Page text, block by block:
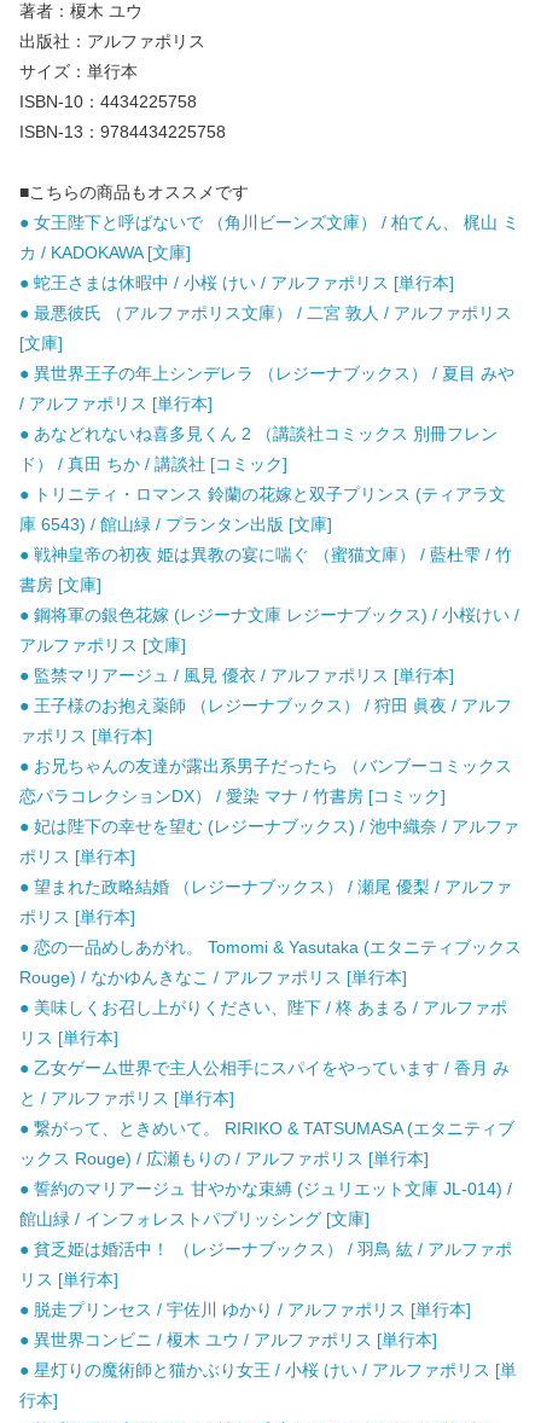
著者：榎木 ユウ
出版社：アルファポリス
サイズ：単行本
ISBN-10：4434225758
ISBN-13：9784434225758
■こちらの商品もオススメです
● 女王陛下と呼ばないで （角川ビーンズ文庫） / 柏てん、 梶山 ミ
カ / KADOKAWA [文庫]
● 蛇王さまは休暇中 / 小桜 けい / アルファポリス [単行本]
● 最悪彼氏 （アルファポリス文庫） / 二宮 敦人 / アルファポリス
[文庫]
● 異世界王子の年上シンデレラ （レジーナブックス） / 夏目 みや
/ アルファポリス [単行本]
● あなどれないね喜多見くん 2 （講談社コミックス 別冊フレン
ド） / 真田 ちか / 講談社 [コミック]
● トリニティ・ロマンス 鈴蘭の花嫁と双子プリンス (ティアラ文
庫 6543) / 館山緑 / プランタン出版 [文庫]
● 戦神皇帝の初夜 姫は異教の宴に喘ぐ （蜜猫文庫） / 藍杜雫 / 竹
書房 [文庫]
● 鋼将軍の銀色花嫁 (レジーナ文庫 レジーナブックス) / 小桜けい /
アルファポリス [文庫]
● 監禁マリアージュ / 風見 優衣 / アルファポリス [単行本]
● 王子様のお抱え薬師 （レジーナブックス） / 狩田 眞夜 / アルフ
ァポリス [単行本]
● お兄ちゃんの友達が露出系男子だったら （バンブーコミックス
恋パラコレクションDX） / 愛染 マナ / 竹書房 [コミック]
● 妃は陛下の幸せを望む (レジーナブックス) / 池中織奈 / アルファ
ポリス [単行本]
● 望まれた政略結婚 （レジーナブックス） / 瀬尾 優梨 / アルファ
ポリス [単行本]
● 恋の一品めしあがれ。 Tomomi & Yasutaka (エタニティブックス
Rouge) / なかゆんきなこ / アルファポリス [単行本]
● 美味しくお召し上がりください、陛下 / 柊 あまる / アルファポ
リス [単行本]
● 乙女ゲーム世界で主人公相手にスパイをやっています / 香月 み
と / アルファポリス [単行本]
● 繋がって、ときめいて。 RIRIKO & TATSUMASA (エタニティブ
ックス Rouge) / 広瀬もりの / アルファポリス [単行本]
● 誓約のマリアージュ 甘やかな束縛 (ジュリエット文庫 JL-014) /
館山緑 / インフォレストパブリッシング [文庫]
● 貧乏姫は婚活中！ （レジーナブックス） / 羽鳥 紘 / アルファポ
リス [単行本]
● 脱走プリンセス / 宇佐川 ゆかり / アルファポリス [単行本]
● 異世界コンビニ / 榎木 ユウ / アルファポリス [単行本]
● 星灯りの魔術師と猫かぶり女王 / 小桜 けい / アルファポリス [単
行本]